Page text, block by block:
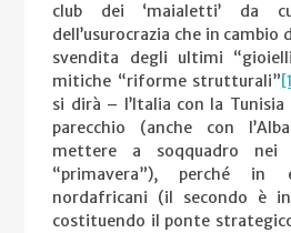
club dei ‘maialetti’ da
dell’usurocrazia che in cambio
svendita degli ultimi
mitiche “riforme strutturali”
si dirà – l’Italia con la Tunisia
parecchio (anche con
mettere a soqquadro nei
“primavera”), perché in
nordafricani (il secondo è
costituendo il ponte